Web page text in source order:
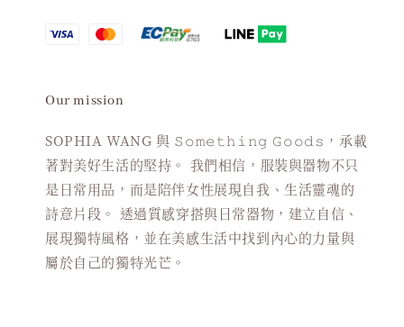
Our mission
SOPHIA WANG 與 𝚂𝚘𝚖𝚎𝚝𝚑𝚒𝚗𝚐 𝙶𝚘𝚘𝚍𝚜，承載
著對美好生活的堅持。 我們相信，服裝與器物不只
是日常用品，而是陪伴女性展現自我、生活靈魂的
詩意片段。 透過質感穿搭與日常器物，建立自信、
展現獨特風格，並在美感生活中找到內心的力量與
屬於自己的獨特光芒。